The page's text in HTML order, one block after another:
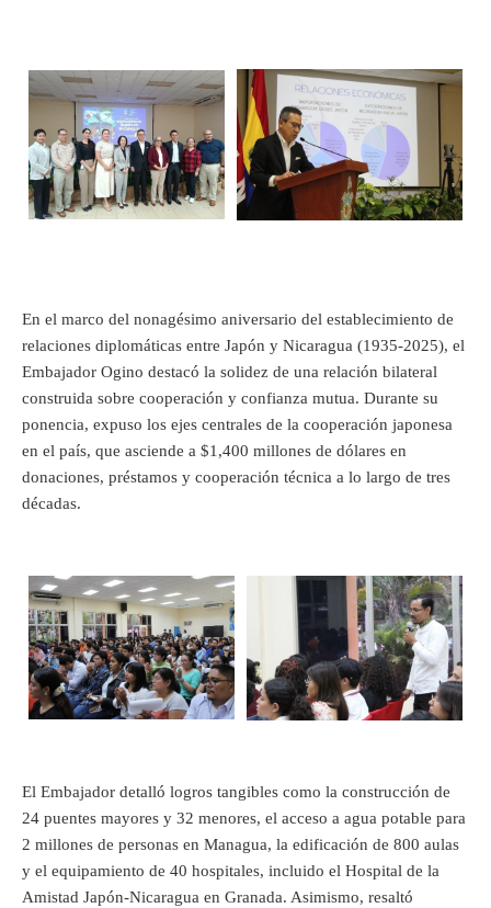
En el marco del nonagésimo aniversario del establecimiento de
relaciones diplomáticas entre Japón y Nicaragua (1935-2025), el
Embajador Ogino destacó la solidez de una relación bilateral
construida sobre cooperación y confianza mutua. Durante su
ponencia, expuso los ejes centrales de la cooperación japonesa
en el país, que asciende a $1,400 millones de dólares en
donaciones, préstamos y cooperación técnica a lo largo de tres
décadas.
El Embajador detalló logros tangibles como la construcción de
24 puentes mayores y 32 menores, el acceso a agua potable para
2 millones de personas en Managua, la edificación de 800 aulas
y el equipamiento de 40 hospitales, incluido el Hospital de la
Amistad Japón-Nicaragua en Granada. Asimismo, resaltó